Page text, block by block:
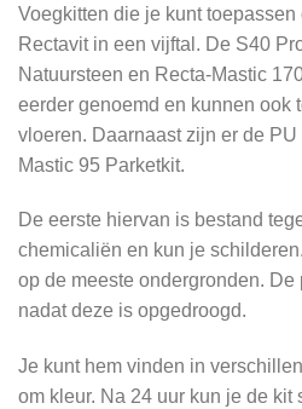
Voegkitten die je kunt
Rectavit in een vijftal. De S40
Natuursteen en Recta-Mastic
eerder genoemd en kunnen ook
vloeren. Daarnaast zijn er de
Mastic 95 Parketkit.
De eerste hiervan is bestand
chemicaliën en kun je
op de meeste ondergronden. De
nadat deze is opgedroogd.
Je kunt hem vinden in
om kleur. Na 24 uur kun je de kit